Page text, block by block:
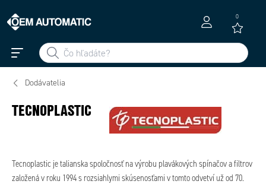
0
Dodávatelia
TECNOPLASTIC
Tecnoplastic je talianska spoločnosť na výrobu plavákových spínačov a filtrov
založená v roku 1994 s rozsiahlymi skúsenosťami v tomto odvetví už od 70.